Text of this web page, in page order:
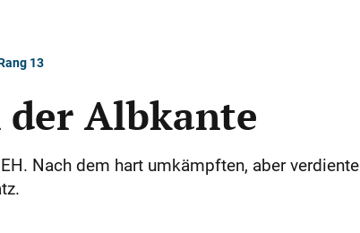
13
der Albkante
Nach dem hart umkämpften, aber